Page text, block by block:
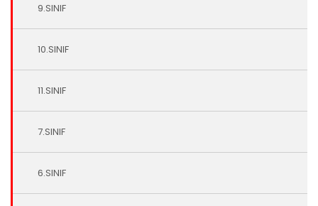
9.SINIF
10.SINIF
11.SINIF
7.SINIF
6.SINIF